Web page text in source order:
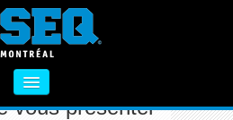
À PROPOS
MTL
est
vous présenter